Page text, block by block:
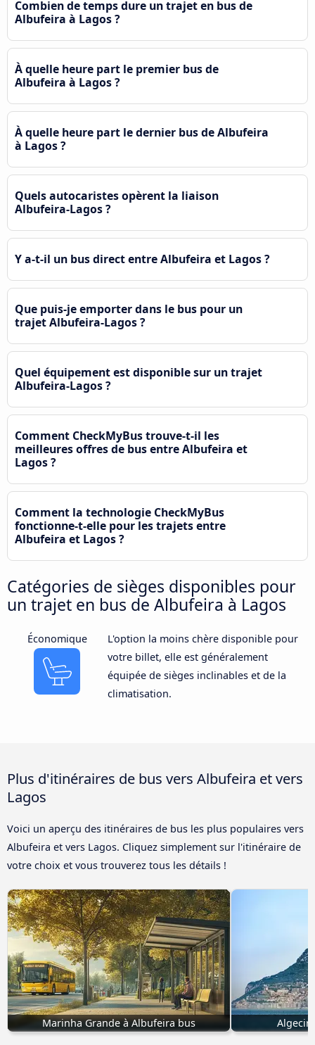
Combien de temps dure un trajet en bus de
Albufeira à Lagos ?
À quelle heure part le premier bus de
Albufeira à Lagos ?
À quelle heure part le dernier bus de Albufeira
à Lagos ?
Quels autocaristes opèrent la liaison
Albufeira-Lagos ?
Y a-t-il un bus direct entre Albufeira et Lagos ?
Que puis-je emporter dans le bus pour un
trajet Albufeira-Lagos ?
Quel équipement est disponible sur un trajet
Albufeira-Lagos ?
Comment CheckMyBus trouve-t-il les
meilleures offres de bus entre Albufeira et
Lagos ?
Comment la technologie CheckMyBus
fonctionne-t-elle pour les trajets entre
Albufeira et Lagos ?
Catégories de sièges disponibles pour
un trajet en bus de Albufeira à Lagos
Économique
L'option la moins chère disponible pour
votre billet, elle est généralement
équipée de sièges inclinables et de la
climatisation.
Plus d'itinéraires de bus vers Albufeira et vers
Lagos
Voici un aperçu des itinéraires de bus les plus populaires vers
Albufeira et vers Lagos. Cliquez simplement sur l'itinéraire de
votre choix et vous trouverez tous les détails !
Marinha Grande à Albufeira bus